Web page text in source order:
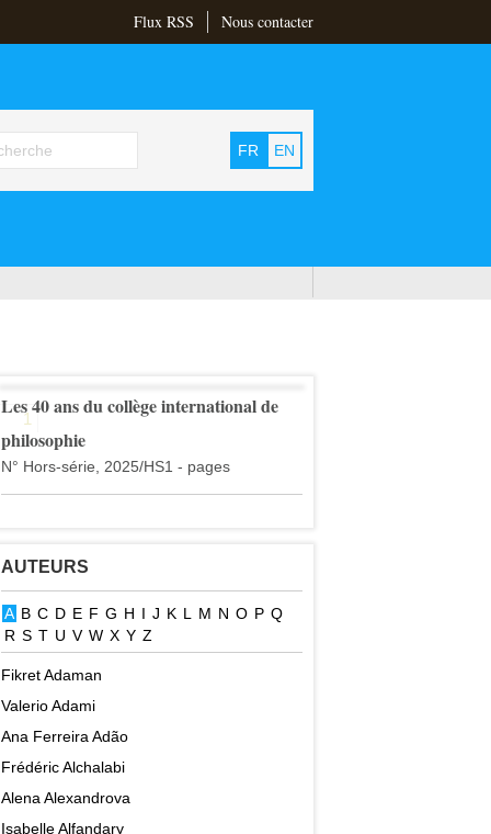
Flux RSS Nous contacter
FR EN
1
Les 40 ans du collège international de
philosophie
N° Hors-série, 2025/HS1 - pages
AUTEURS
A B C D E F G H I J K L M N O P Q
R S T U V W X Y Z
Fikret Adaman
Valerio Adami
Ana Ferreira Adão
Frédéric Alchalabi
Alena Alexandrova
Isabelle Alfandary